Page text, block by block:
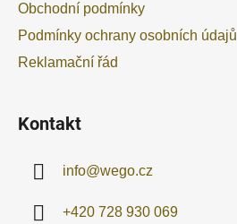
Obchodní podmínky
Podmínky ochrany osobních údajů
Reklamační řád
Kontakt
info@wego.cz
+420 728 930 069